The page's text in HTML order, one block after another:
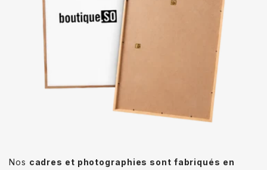
Nos cadres et photographies sont fabriqués en